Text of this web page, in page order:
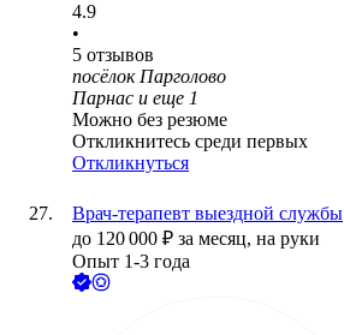
4.9
•
5 отзывов
посёлок Парголово
Парнас и еще 1
Можно без резюме
Откликнитесь среди первых
Откликнуться
Врач-терапевт выездной службы
до 120 000 ₽ за месяц, на руки
Опыт 1-3 года